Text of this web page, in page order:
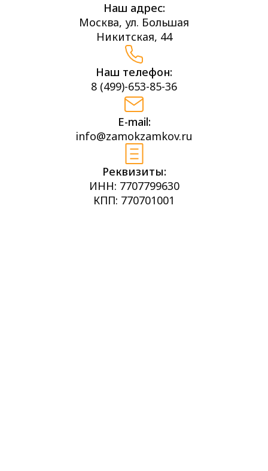
Наш адрес:
Москва, ул. Большая
Никитская, 44
Наш телефон:
8 (499)-653-85-36
E-mail:
info@zamokzamkov.ru
Реквизиты:
ИНН: 7707799630
КПП: 770701001